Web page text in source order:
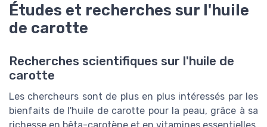
Études et recherches sur l'huile
de carotte
Recherches scientifiques sur l'huile de
carotte
Les chercheurs sont de plus en plus intéressés par les
bienfaits de l'huile de carotte pour la peau, grâce à sa